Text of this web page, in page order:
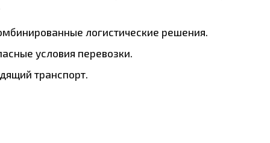
логистические решения.
условия перевозки.
транспорт.